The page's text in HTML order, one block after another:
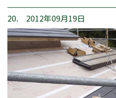
20. 2012年09月19日